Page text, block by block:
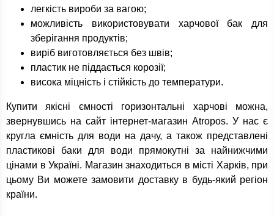
легкість вироби за вагою;
можливість використовувати харчової бак для
зберігання продуктів;
виріб виготовляється без швів;
пластик не піддається корозії;
висока міцність і стійкість до температури.
Купити якісні ємності горизонтальні харчові можна,
звернувшись на сайт інтернет-магазин Atropos. У нас є
кругла ємність для води на дачу, а також представлені
пластикові баки для води прямокутні за найнижчими
цінами в Україні. Магазин знаходиться в місті Харків, при
цьому Ви можете замовити доставку в будь-який регіон
країни.